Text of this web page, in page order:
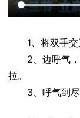
1、将双手
2、边呼气
拉。
3、呼气到